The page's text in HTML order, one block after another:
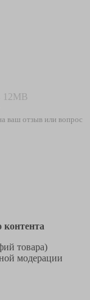
12MB
ваш отзыв или вопрос
контента
товара)
модерации